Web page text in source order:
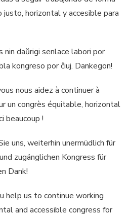
justo, horizontal y accesible para
nin daŭrigi senlace labori por
kongreso por ĉiuj. Dankegon!
nous aidez à continuer à
un congrès équitable, horizontal
beaucoup !
uns, weiterhin unermüdlich für
zugänglichen Kongress für
Dank!
help us to continue working
and accessible congress for